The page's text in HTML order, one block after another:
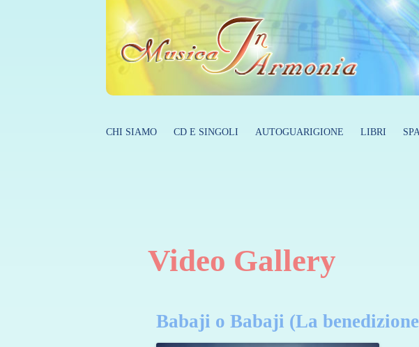
CHI SIAMO CD E SINGOLI AUTOGUARIGIONE LIBRI
Video Gallery
Babaji o Babaji (La